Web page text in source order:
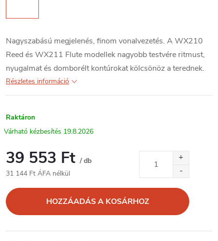
Nagyszabású megjelenés, finom vonalvezetés. A WX210
Reed és WX211 Flute modellek nagyobb testvére ritmust,
nyugalmat és domborélt kontúrokat kölcsönöz a terednek.
Részletes információ
Raktáron
19.8.2026
39 553 Ft / db
31 144 Ft ÁFA nélkül
HOZZÁADÁS A KOSÁRHOZ